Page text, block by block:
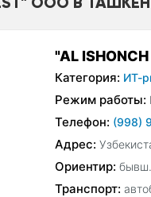
"AL
Категория: ИТ-
Режим работы:
Телефон: (998)
Адрес:
Ориентир: бывш.
Транспорт: